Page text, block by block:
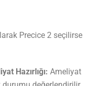
Precice 2 seçilirse
Hazırlığı: Ameliyat